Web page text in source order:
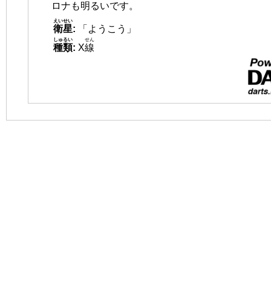
ロナも明るいです。
衛星
えいせい
:
「ようこう」
種類
しゅるい
: X線
せん